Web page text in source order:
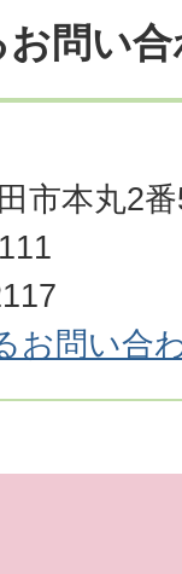
問い
市本丸2
お問い合